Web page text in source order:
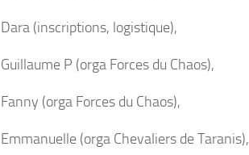
Dara (inscriptions, logistique),
Guillaume P (orga Forces du Chaos),
Fanny (orga Forces du Chaos),
Emmanuelle (orga Chevaliers de Taranis),